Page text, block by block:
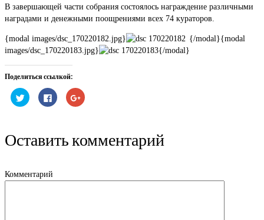
В завершающей части собрания состоялось награждение различными
наградами и денежными поощрениями всех 74 кураторов.
{modal images/dsc_170220182.jpg}
{/modal}{modal
images/dsc_170220183.jpg}
{/modal}
Поделиться ссылкой:
Нажмите,
чтобы
поделиться
в
новом
Нажмите
здесь,
чтобы
Facebook.
(Открывается
Нажмите,
чтобы
в
новом
Оставить комментарий
Комментарий